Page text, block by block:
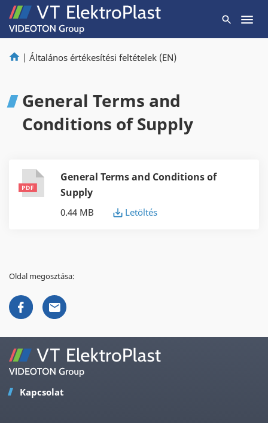
| Általános értékesítési feltételek (EN)
General Terms and
Conditions of Supply
General Terms and Conditions of
Supply
0.44 MB Letöltés
Oldal megosztása:
Kapcsolat